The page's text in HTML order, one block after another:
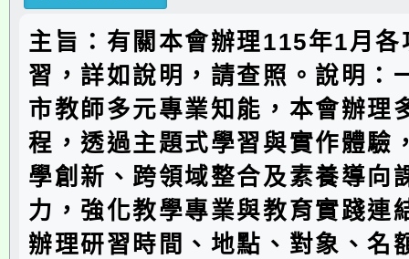
主旨：有關本會辦理115年1月各
習，詳如說明，請查照。說明：
市教師多元專業知能，本會辦理
程，透過主題式學習與實作體驗
學創新、跨領域整合及素養導向
力，強化教學專業與教育實踐連
辦理研習時間、地點、對象、名